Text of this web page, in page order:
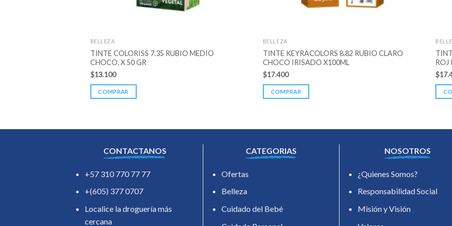
BELLEZA
TINTE COLORISS 7.35 RUBIO MEDIO
CHOCO. X 50 GR
$13.100
COMPRAR
BELLEZA
TINTE KEYRACOLORS 8.82 RUBIO CLARO
CHOCO IRISADO X100ML
$17.400
COMPRAR
ROJ
$
CONTACTANOS
+57 310 770 77 77
+(605) 377 0707
Localice la droguería más
cercana
CATEGORIAS
Ofertas
Belleza
Cuidado del Bebé
NOSOTROS
¿Quienes Somos?
Responsabilidad Social
Misión y Visión